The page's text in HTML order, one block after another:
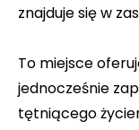
znajduje się w
To miejsce
jednocześnie
tętniącego